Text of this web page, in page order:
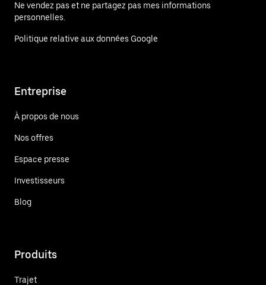
Ne vendez pas et ne partagez pas mes informations
personnelles.
Politique relative aux données Google
Entreprise
À propos de nous
Nos offres
Espace presse
Investisseurs
Blog
Produits
Trajet